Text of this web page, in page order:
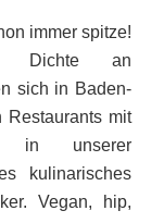
immer spitze!
Dichte an
sich in Baden-
Restaurants mit
in unserer
kulinarisches
Vegan, hip,